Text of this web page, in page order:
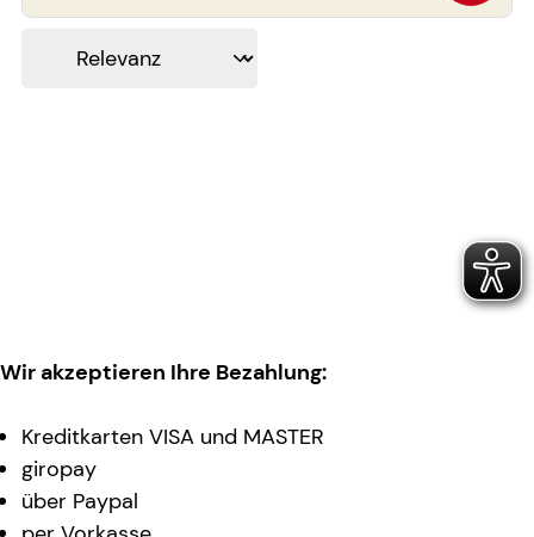
Wir akzeptieren Ihre Bezahlung:
Kreditkarten VISA und MASTER
giropay
über Paypal